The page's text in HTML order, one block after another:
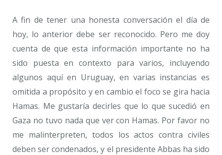
A fin de tener una honesta conversación el día de
hoy, lo anterior debe ser reconocido. Pero me doy
cuenta de que esta información importante no ha
sido puesta en contexto para varios, incluyendo
algunos aquí en Uruguay, en varias instancias es
omitida a propósito y en cambio el foco se gira hacia
Hamas. Me gustaría decirles que lo que sucedió en
Gaza no tuvo nada que ver con Hamas. Por favor no
me malinterpreten, todos los actos contra civiles
deben ser condenados, y el presidente Abbas ha sido